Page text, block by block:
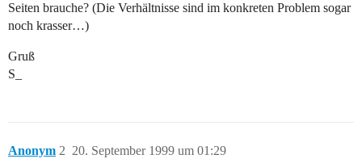
Seiten brauche? (Die Verhältnisse sind im konkreten Problem sogar
noch krasser…)
Gruß
S_
Anonym 20. September 1999 um 01:29
2